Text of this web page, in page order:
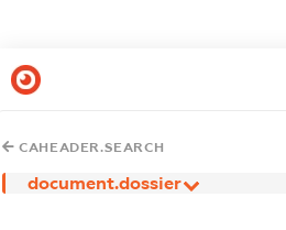
CAHEADER.SEARCH
document.dossier